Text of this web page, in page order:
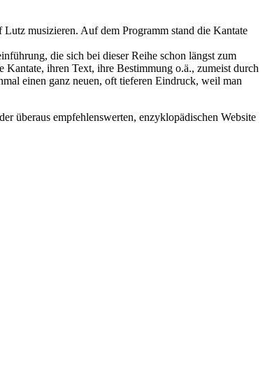
musizieren. Auf dem Programm stand die Kantate
die sich bei dieser Reihe schon längst zum
Kantate, ihren Text, ihre Bestimmung o.ä., zumeist durch
einen ganz neuen, oft tieferen Eindruck, weil man
überaus empfehlenswerten, enzyklopädischen Website